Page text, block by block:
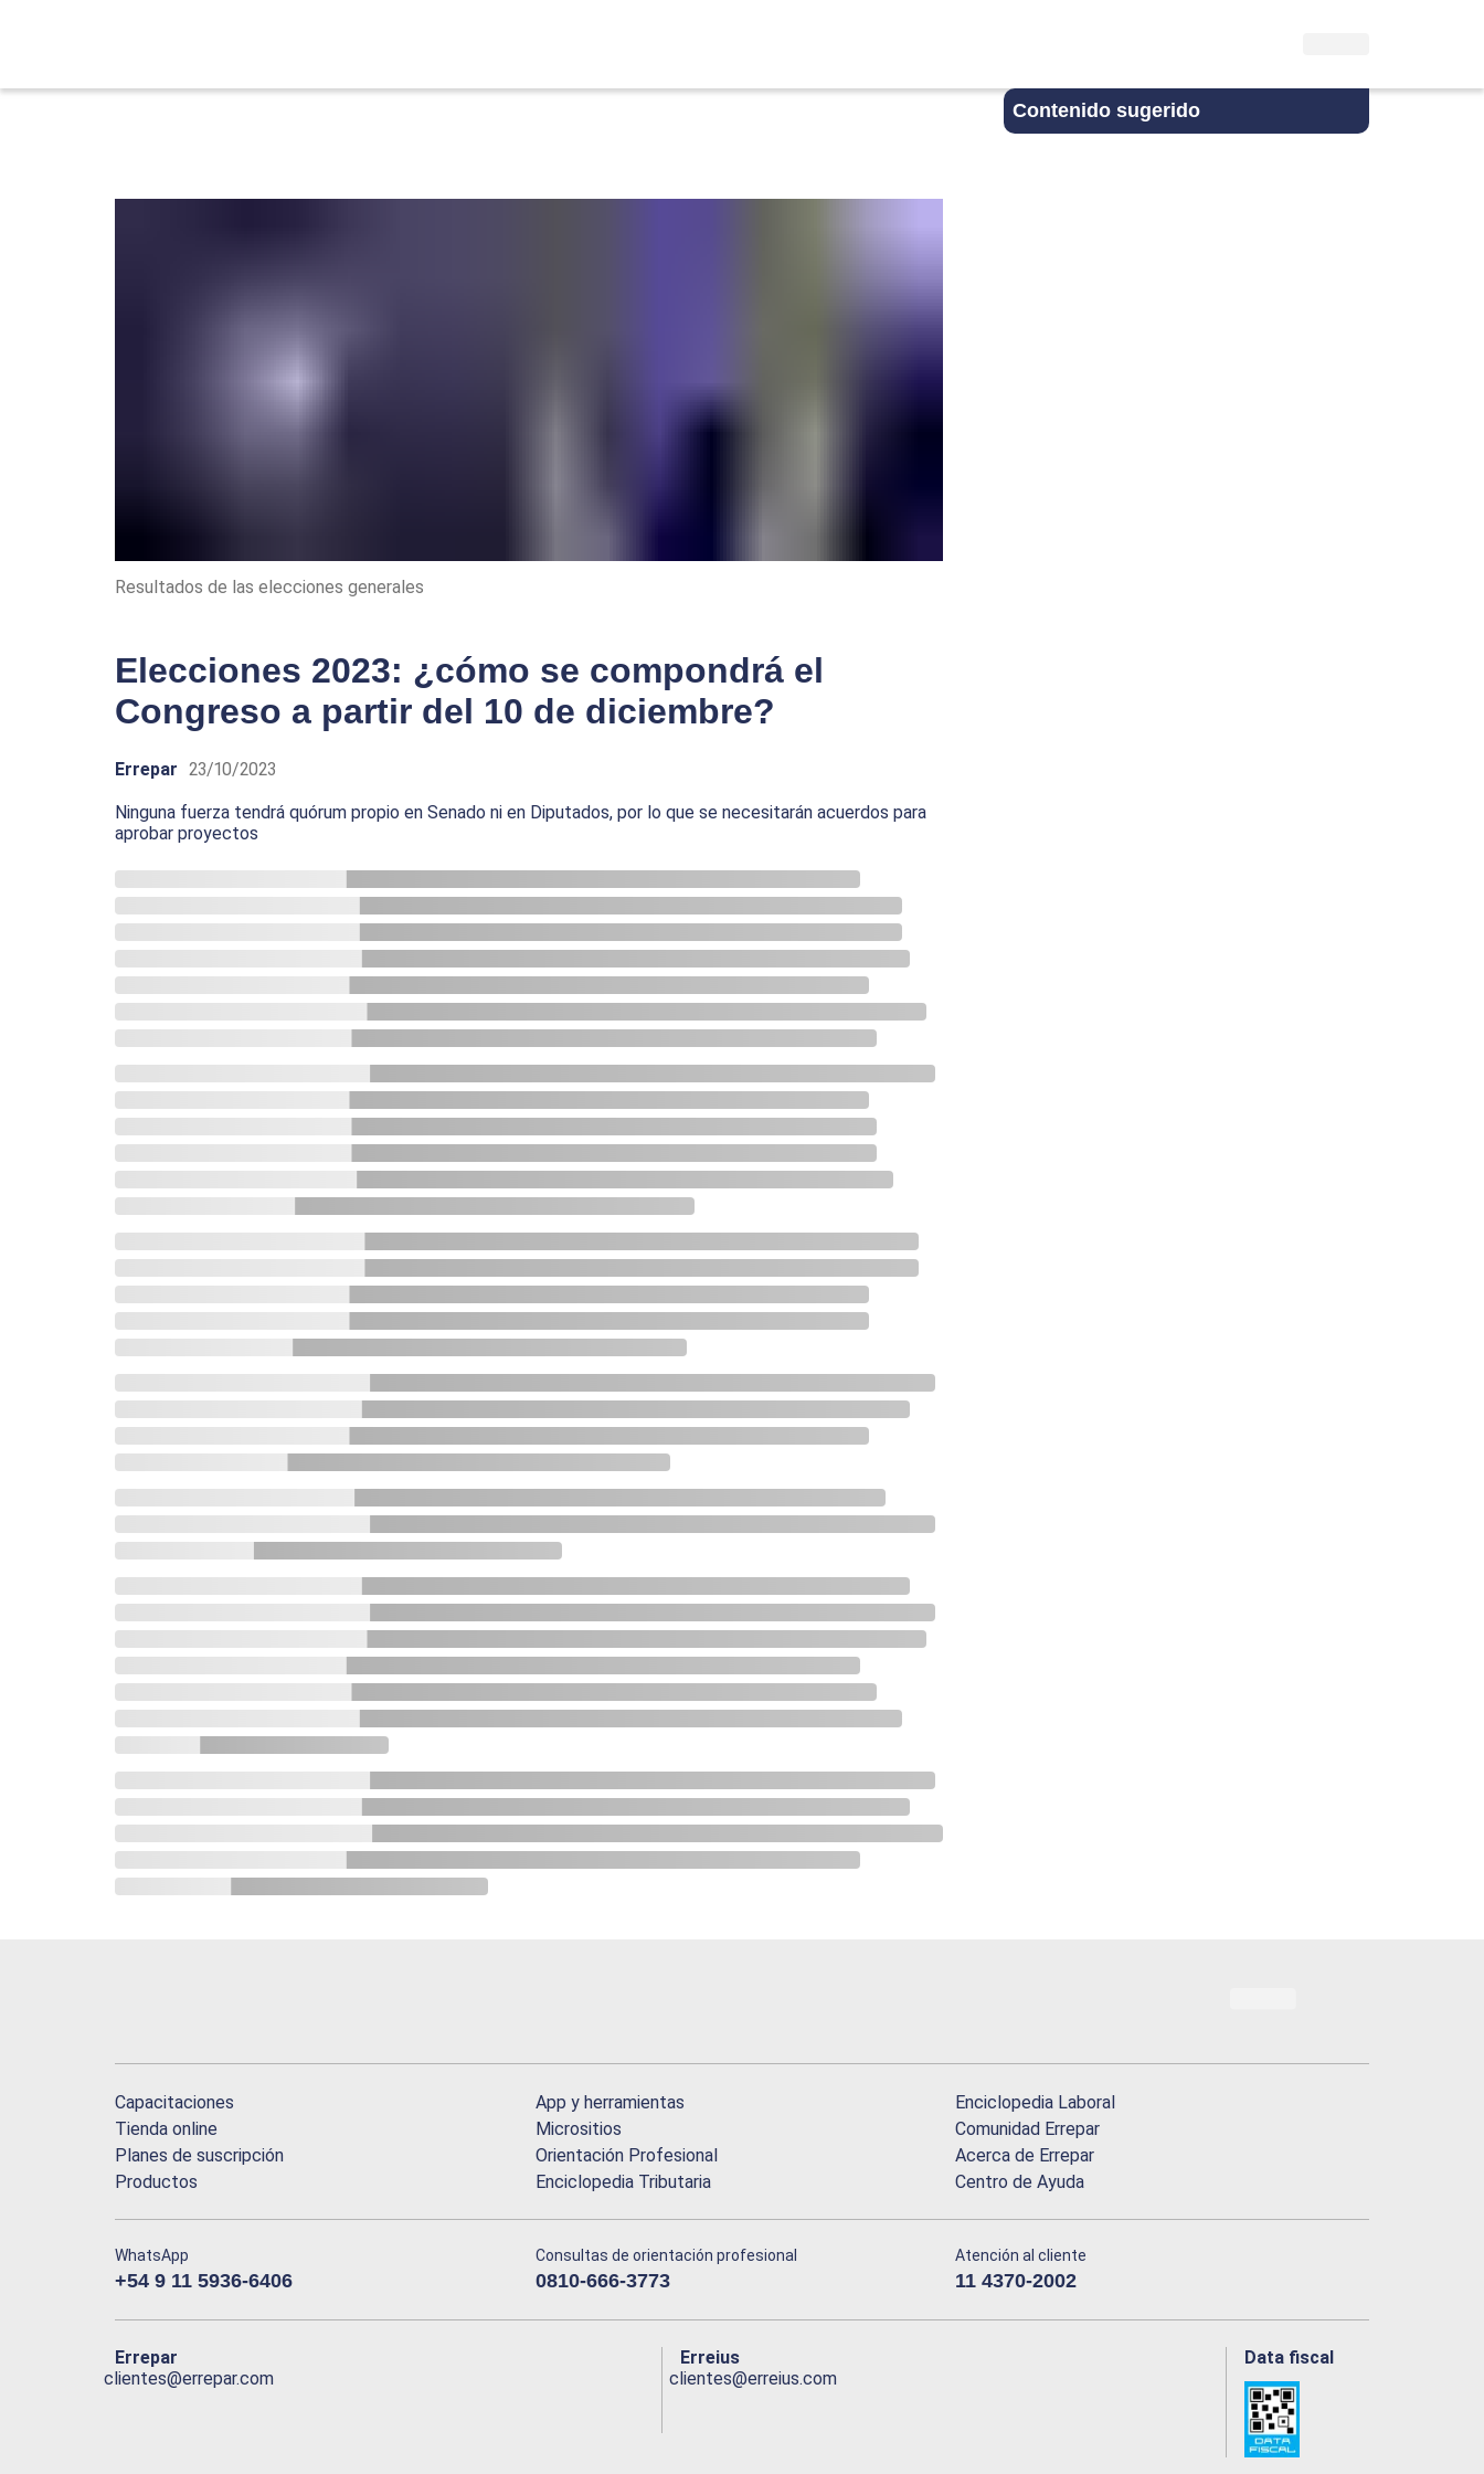
Contenido sugerido
Resultados de las elecciones generales
Elecciones 2023: ¿cómo se compondrá el
Congreso a partir del 10 de diciembre?
Errepar 23/10/2023
Ninguna fuerza tendrá quórum propio en Senado ni en Diputados, por lo que se necesitarán acuerdos para
aprobar proyectos
Capacitaciones
Tienda online
Planes de suscripción
Productos
App y herramientas
Micrositios
Orientación Profesional
Enciclopedia Tributaria
Enciclopedia Laboral
Comunidad Errepar
Acerca de Errepar
Centro de Ayuda
WhatsApp
+54 9 11 5936-6406
Consultas de orientación profesional
0810-666-3773
Atención al cliente
11 4370-2002
Errepar
clientes@errepar.com
Erreius
clientes@erreius.com
Data fiscal